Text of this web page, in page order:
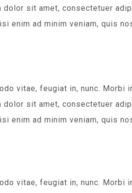
dolor sit amet, consectetuer
enim ad minim veniam, quis
vitae, feugiat in, nunc. Morbi
dolor sit amet, consectetuer
enim ad minim veniam, quis
vitae, feugiat in, nunc. Morbi